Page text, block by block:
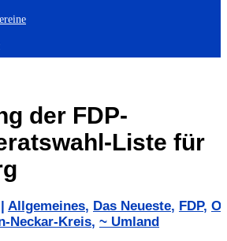
der FDP-
Liste für
Allgemeines, Das Neueste, FDP,
Neckar-Kreis, ~ Umland